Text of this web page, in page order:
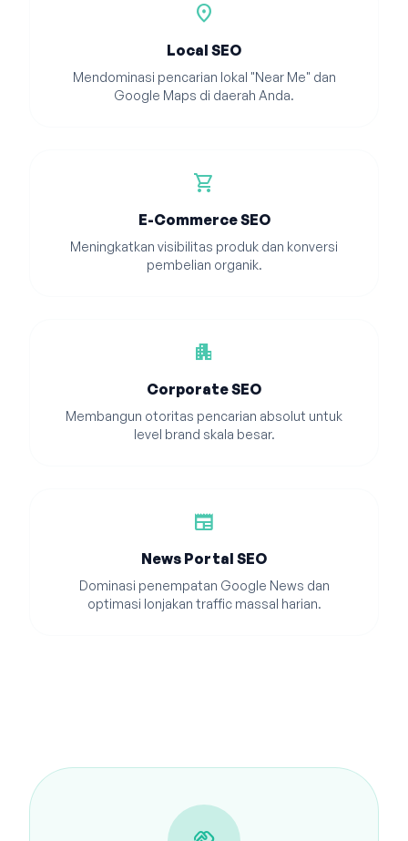
location_on
Local SEO
Mendominasi pencarian lokal "Near Me" dan
Google Maps di daerah Anda.
shopping_cart
E-Commerce SEO
Meningkatkan visibilitas produk dan konversi
pembelian organik.
apartment
Corporate SEO
Membangun otoritas pencarian absolut untuk
level brand skala besar.
newspaper
News Portal SEO
Dominasi penempatan Google News dan
optimasi lonjakan traffic massal harian.